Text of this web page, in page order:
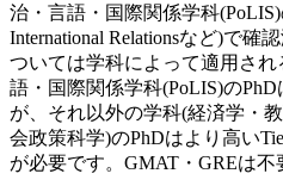
治・言語・国際関係学科
International Relationsなど)で確
ついては学科によって適用さ
語・国際関係学科(PoLIS)のPhD
が、それ以外の学科(経済学・
会政策科学)のPhDはより高い
が必要です。GMAT・GREは不